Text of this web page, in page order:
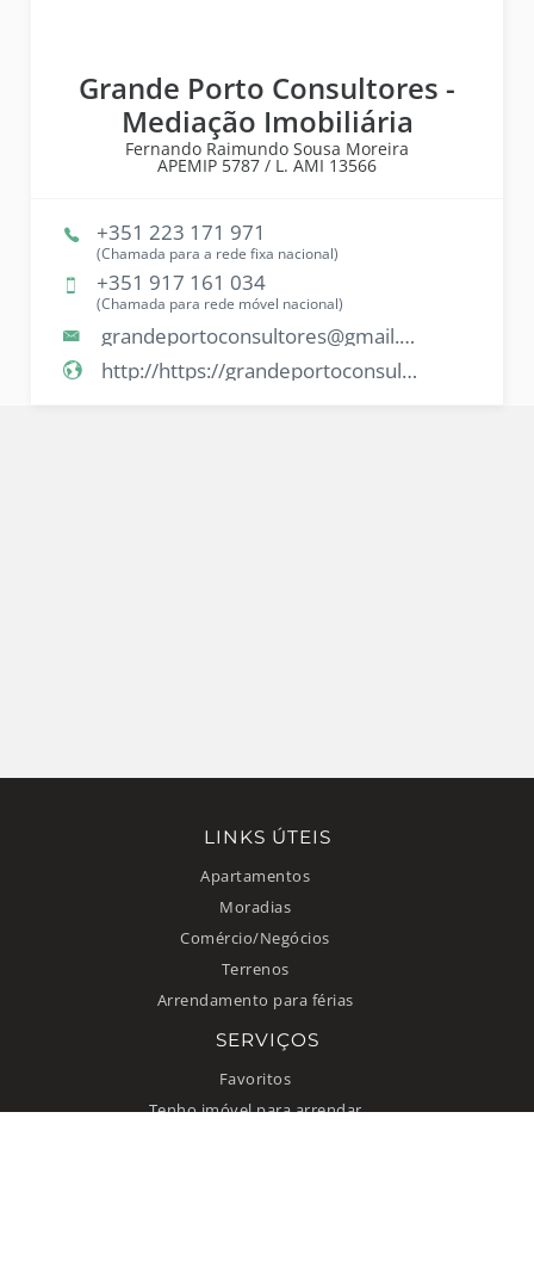
Grande Porto Consultores -
Mediação Imobiliária
Fernando Raimundo Sousa Moreira
APEMIP 5787 / L. AMI 13566
+351 223 171 971
(Chamada para a rede fixa nacional)
+351 917 161 034
(Chamada para rede móvel nacional)
grandeportoconsultores@gmail.com
http://https://grandeportoconsultores.com
LINKS ÚTEIS
Apartamentos
Moradias
Comércio/Negócios
Terrenos
Arrendamento para férias
SERVIÇOS
Favoritos
Tenho imóvel para arrendar